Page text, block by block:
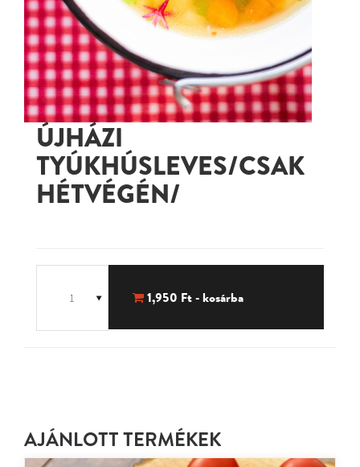
ÚJHÁZI
TYÚKHÚSLEVES/CSAK
HÉTVÉGÉN/
1,950 Ft - kosárba
AJÁNLOTT TERMÉKEK